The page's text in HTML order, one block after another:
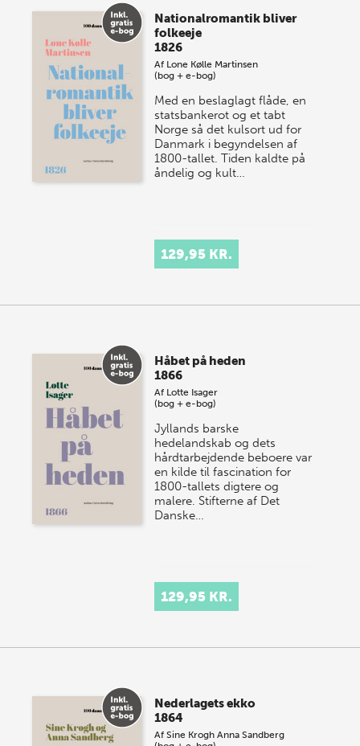
Nationalromantik bliver
folkeeje
1826
Af Lone Kølle Martinsen
(bog + e-bog)
Med en beslaglagt flåde, en
statsbankerot og et tabt
Norge så det kulsort ud for
Danmark i begyndelsen af
1800-tallet. Tiden kaldte på
åndelig og kult…
129,95 KR.
Håbet på heden
1866
Af Lotte Isager
(bog + e-bog)
Jyllands barske
hedelandskab og dets
hårdtarbejdende beboere var
en kilde til fascination for
1800-tallets digtere og
malere. Stifterne af Det
Danske…
129,95 KR.
Nederlagets ekko
1864
AfSine Krogh Anna Sandberg